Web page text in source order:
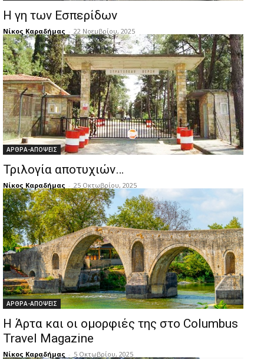
Η γη των Εσπερίδων
Νίκος Καραδήμας - 22 Νοεμβρίου, 2025
ΑΡΘΡΑ-ΑΠΟΨΕΙΣ
Τριλογία αποτυχιών…
Νίκος Καραδήμας - 25 Οκτωβρίου, 2025
ΑΡΘΡΑ-ΑΠΟΨΕΙΣ
Η Άρτα και οι ομορφιές της στο Columbus
Travel Magazine
Νίκος Καραδήμας - 5 Οκτωβρίου, 2025